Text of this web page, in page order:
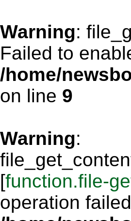
Warning:
Failed to
/home/
on line 9
Warning:
[function.file-
operation